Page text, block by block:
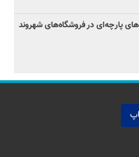
کیسه‌های پارچه‌ای در فروشگاه‌های شهروند